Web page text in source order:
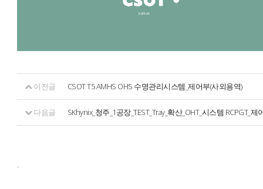
이전글 CSOT T5 AMHS OHS 수명관리시스템_제어부(사외용역)
다음글 SKhynix_청주_1공장_TEST_Tray_확산_OHT_시스템 RCPGT_
.